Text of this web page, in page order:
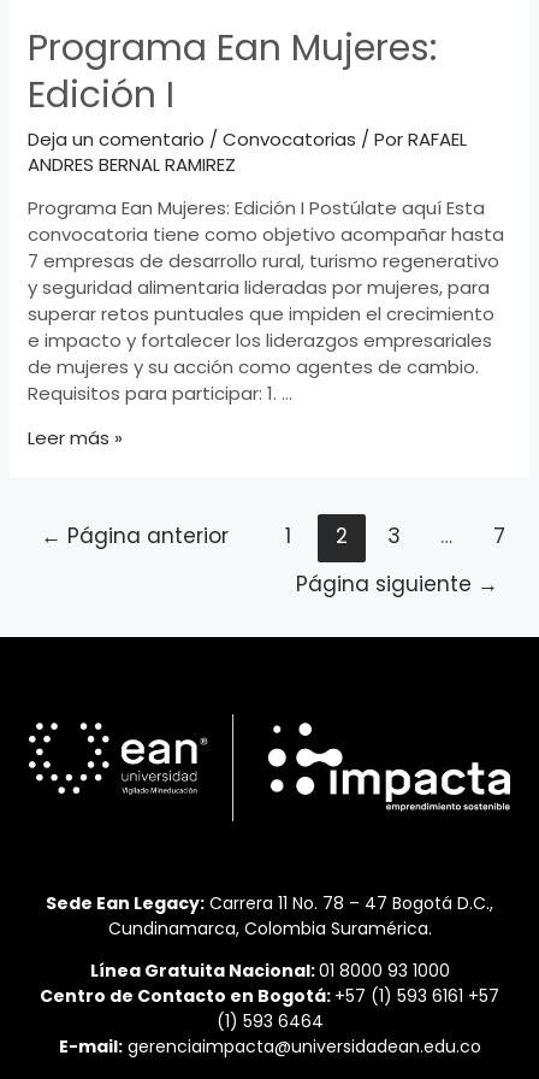
Programa Ean Mujeres:
Edición I
Deja un comentario /Convocatorias / PorRAFAEL
ANDRES BERNAL RAMIREZ
Programa Ean Mujeres: Edición I Postúlate aquí Esta
convocatoria tiene como objetivo acompañar hasta
7 empresas de desarrollo rural, turismo regenerativo
y seguridad alimentaria lideradas por mujeres, para
superar retos puntuales que impiden el crecimiento
e impacto y fortalecer los liderazgos empresariales
de mujeres y su acción como agentes de cambio.
Requisitos para participar: 1. …
Programa
Leer más »
Paginación
← Página anterior 1 2 3 …
7
Página siguiente →
Sede Ean Legacy: Carrera 11 No. 78 – 47 Bogotá D.C.,
Cundinamarca, Colombia Suramérica.
Línea Gratuita Nacional:01 8000 93 1000
Centro de Contacto en Bogotá: +57 (1) 593 6161 +57
(1) 593 6464
E-mail:gerenciaimpacta@universidadean.edu.co